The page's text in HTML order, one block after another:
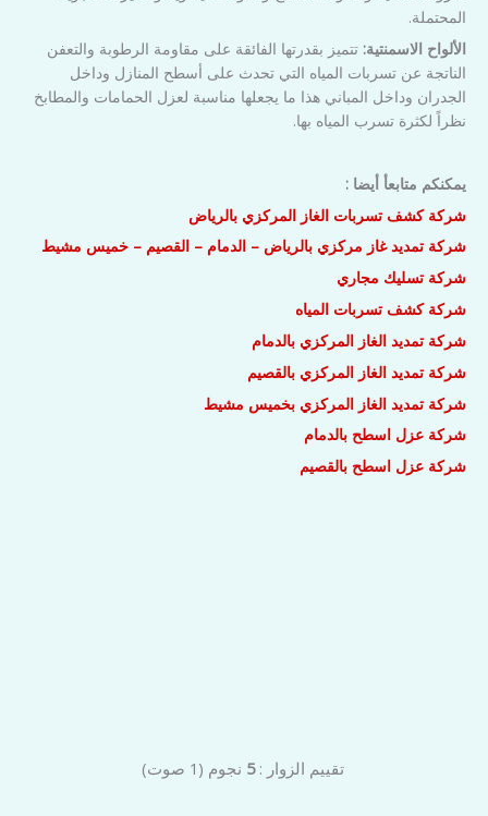
المحتملة.
الألواح الاسمنتية: تتميز بقدرتها الفائقة على مقاومة الرطوبة والتعفن
الناتجة عن تسربات المياه التي تحدث على أسطح المنازل وداخل
الجدران وداخل المباني هذا ما يجعلها مناسبة لعزل الحمامات والمطابخ
نظراً لكثرة تسرب المياه بها.
يمكنكم متابعأ أيضا :
شركة كشف تسربات الغاز المركزي بالرياض
شركة تمديد غاز مركزي بالرياض – الدمام – القصيم – خميس مشيط
شركة تسليك مجاري
شركة كشف تسربات المياه
شركة تمديد الغاز المركزي بالدمام
شركة تمديد الغاز المركزي بالقصيم
شركة تمديد الغاز المركزي بخميس مشيط
شركة عزل اسطح بالدمام
شركة عزل اسطح بالقصيم
تقييم الزوار : 5 نجوم (
1 صوت)